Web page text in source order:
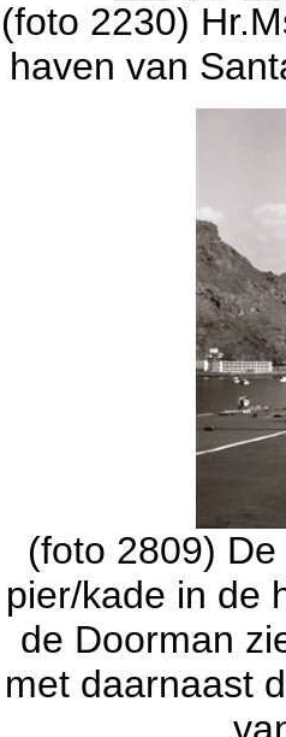
(foto 2230)
haven van
(foto 2809)
pier/kade in de
de Doorman
met daarnaast